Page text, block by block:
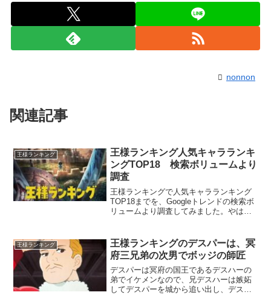
nonnon
関連記事
王様ランキング
王様ランキング人気キャラランキ
ングTOP18 検索ボリュームより
調査
王様ランキングで人気キャラランキング
TOP18までを、Googleトレンドの検索ボ
リュームより調査してみました。やはり
が2位でした。意外だったのがいつも周囲
を気遣って...
王様ランキング
王様ランキングのデスパーは、冥
府三兄弟の次男でボッジの師匠
デスパーは冥府の国王であるデスハーの
弟でイケメンなので、兄デスハーは嫉妬
してデスパーを城から追い出し、デスパ